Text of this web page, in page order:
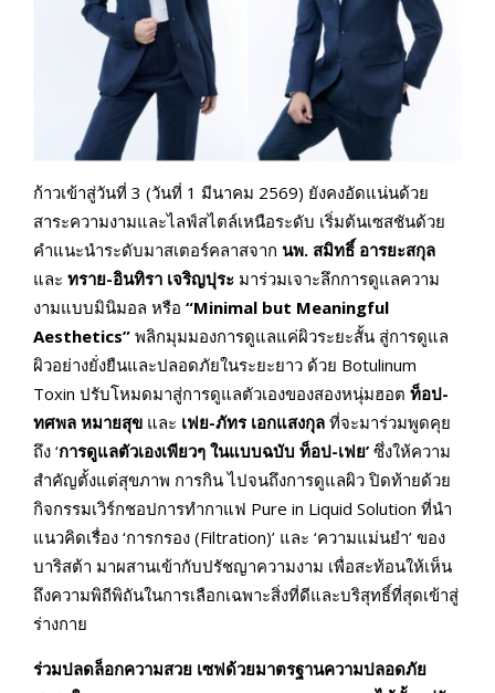
ก้าวเข้าสู่วันที่ 3 (วันที่ 1 มีนาคม 2569) ยังคงอัดแน่นด้วย
สาระความงามและไลฟ์สไตล์เหนือระดับ เริ่มต้นเซสชันด้วย
คำแนะนำระดับมาสเตอร์คลาสจาก นพ. สมิทธิ์ อารยะสกุล
และ ทราย-อินทิรา เจริญปุระ มาร่วมเจาะลึกการดูแลความ
งามแบบมินิมอล หรือ “Minimal but Meaningful
Aesthetics” พลิกมุมมองการดูแลแค่ผิวระยะสั้น สู่การดูแล
ผิวอย่างยั่งยืนและปลอดภัยในระยะยาว ด้วย Botulinum
Toxin ปรับโหมดมาสู่การดูแลตัวเองของสองหนุ่มฮอต ท็อป-
ทศพล หมายสุข และ เฟย-ภัทร เอกแสงกุล ที่จะมาร่วมพูดคุย
ถึง ‘การดูแลตัวเองเพียวๆ ในแบบฉบับ ท็อป-เฟย’ ซึ่งให้ความ
สำคัญตั้งแต่สุขภาพ การกิน ไปจนถึงการดูแลผิว ปิดท้ายด้วย
กิจกรรมเวิร์กชอปการทำกาแฟ Pure in Liquid Solution ที่นำ
แนวคิดเรื่อง ‘การกรอง (Filtration)’ และ ‘ความแม่นยำ’ ของ
บาริสต้า มาผสานเข้ากับปรัชญาความงาม เพื่อสะท้อนให้เห็น
ถึงความพิถีพิถันในการเลือกเฉพาะสิ่งที่ดีและบริสุทธิ์ที่สุดเข้าสู่
ร่างกาย
ร่วมปลดล็อกความสวย เซฟด้วยมาตรฐานความปลอดภัย